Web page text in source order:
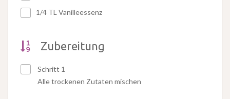
1/4 TL Vanilleessenz
Zubereitung
Schritt 1
Alle trockenen Zutaten mischen